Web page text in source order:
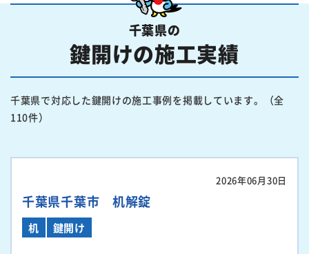
千葉県の
鍵開けの施工実績
千葉県で対応した鍵開けの施工事例を掲載しています。（全
110件）
2026年06月30日
千葉県千葉市 机解錠
机 鍵開け